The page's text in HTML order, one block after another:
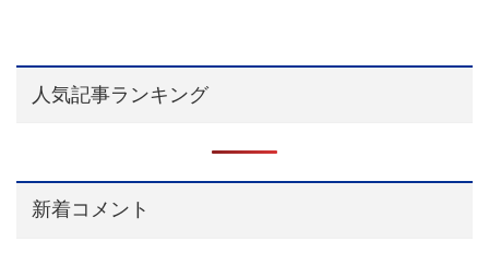
人気記事ランキング
新着コメント